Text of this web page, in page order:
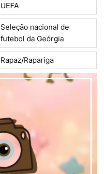
UEFA
Seleção nacional de
futebol da Geórgia
Rapaz/Rapariga